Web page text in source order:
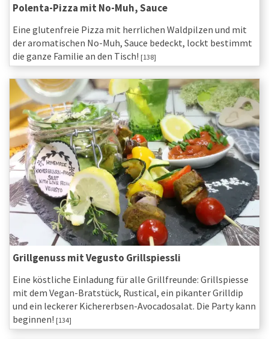
Polenta-Pizza mit No-Muh, Sauce
Eine glutenfreie Pizza mit herrlichen Waldpilzen und mit
der aromatischen No-Muh, Sauce bedeckt, lockt bestimmt
die ganze Familie an den Tisch! [138]
Grillgenuss mit Vegusto Grillspiessli
Eine köstliche Einladung für alle Grillfreunde: Grillspiesse
mit dem Vegan-Bratstück, Rustical, ein pikanter Grilldip
und ein leckerer Kichererbsen-Avocadosalat. Die Party kann
beginnen! [134]